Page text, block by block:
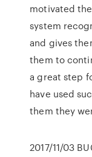
motivated
system
and gives
them to
a great step
have used
them they
2017/11/03